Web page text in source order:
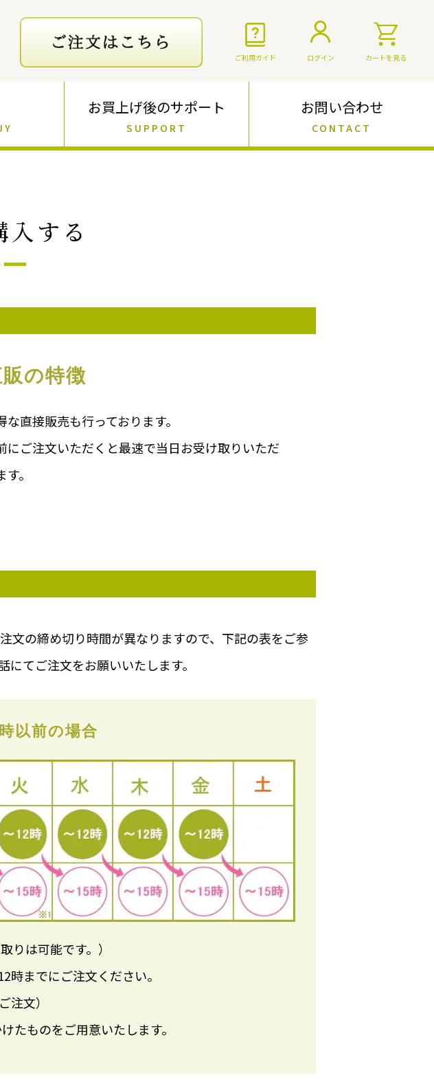
ご利用ガイド ログイン カートを見る
お買上げ後のサポート
SUPPORT
お問い合わせ
CONTACT
入する
の特徴
な直接販売も行っております。
にご注文いただくと最速で当日お受け取りいただ
す。
文の締め切り時間が異なりますので、下記の表をご参
てご注文をお願いいたします。
以前の場合
は可能です。）
までにご注文ください。
注文）
ものをご用意いたします。